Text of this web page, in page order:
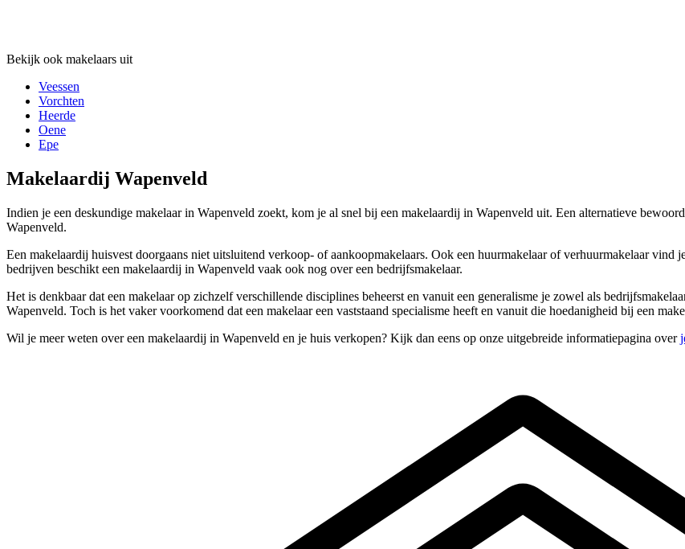
Bekijk ook makelaars uit
Veessen
Vorchten
Heerde
Oene
Epe
Makelaardij Wapenveld
Indien je een deskundige makelaar in Wapenveld zoekt, kom je al snel bij een makelaardij in Wapenveld uit. Een alternatieve
Wapenveld.
Een makelaardij huisvest doorgaans niet uitsluitend verkoop- of aankoopmakelaars. Ook een huurmakelaar of verhuurmakelaar vind
bedrijven beschikt een makelaardij in Wapenveld vaak ook nog over een bedrijfsmakelaar.
Het is denkbaar dat een makelaar op zichzelf verschillende disciplines beheerst en vanuit een generalisme je zowel als
Wapenveld. Toch is het vaker voorkomend dat een makelaar een vaststaand specialisme heeft en vanuit die hoedanigheid bij een
Wil je meer weten over een makelaardij in Wapenveld en je huis verkopen? Kijk dan eens op onze uitgebreide informatiepagina over